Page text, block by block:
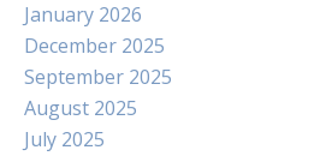
January 2026
December 2025
September 2025
August 2025
July 2025